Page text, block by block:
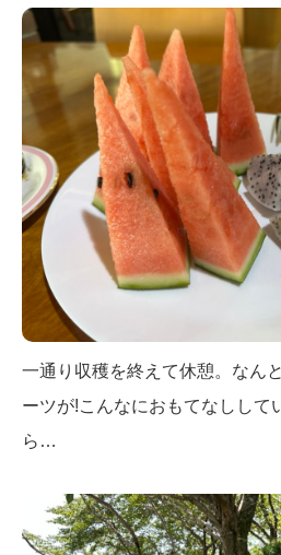
一通り収穫を終えて休憩。なん
ーツが!こんなにおもてなしして
ら…